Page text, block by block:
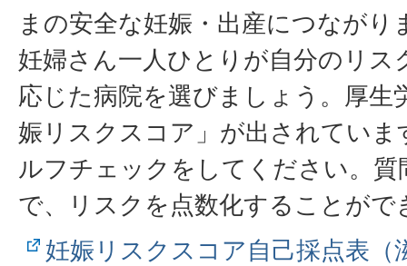
まの安全な妊娠・出産につながり
妊婦さん一人ひとりが自分のリス
応じた病院を選びましょう。厚生
娠リスクスコア」が出されてい
ルフチェックをしてください。
で、リスクを点数化することがで
妊娠リスクスコア自己採点表（